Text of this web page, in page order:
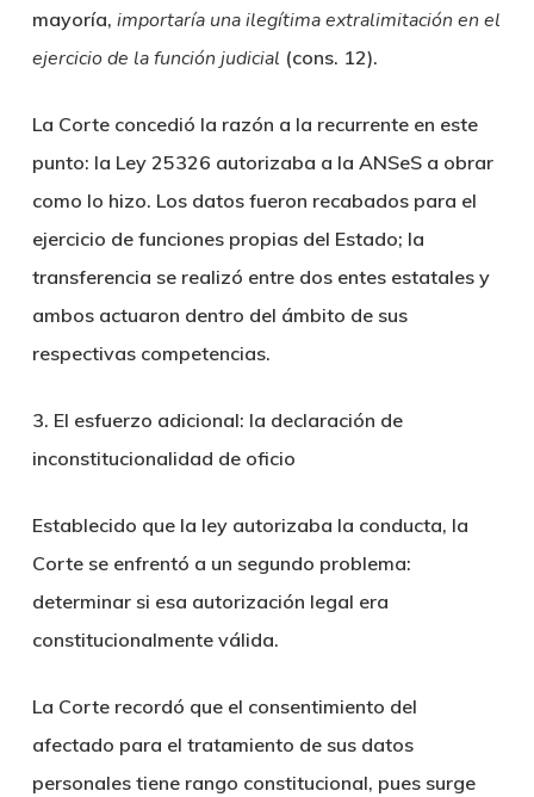
mayoría, importaría una ilegítima extralimitación en el
ejercicio de la función judicial (cons. 12).
La Corte concedió la razón a la recurrente en este
punto: la Ley 25326 autorizaba a la ANSeS a obrar
como lo hizo. Los datos fueron recabados para el
ejercicio de funciones propias del Estado; la
transferencia se realizó entre dos entes estatales y
ambos actuaron dentro del ámbito de sus
respectivas competencias.
3. El esfuerzo adicional: la declaración de
inconstitucionalidad de oficio
Establecido que la ley autorizaba la conducta, la
Corte se enfrentó a un segundo problema:
determinar si esa autorización legal era
constitucionalmente válida.
La Corte recordó que el consentimiento del
afectado para el tratamiento de sus datos
personales tiene rango constitucional, pues surge